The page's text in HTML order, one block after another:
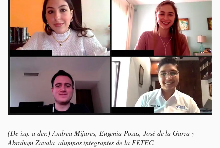
(De izq. a der.) Andrea Mijares, Eugenia Pozas, José de la Garza y
Abraham Zavala, alumnos integrantes de la FETEC.